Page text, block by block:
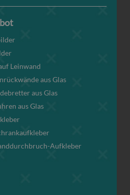
Leinwand
aus Glas
aus Glas
aus Glas
Aufkleber